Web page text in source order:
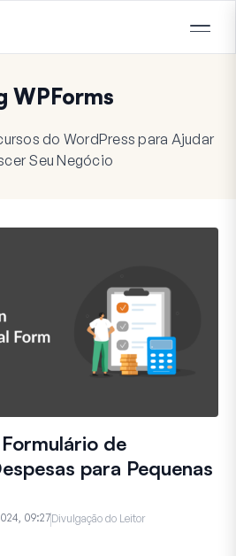
WPForms
do WordPress para Ajudar
Seu Negócio
de
para Pequenas
09:27Divulgação do Leitor